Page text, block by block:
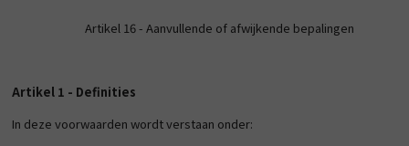
Artikel 16 - Aanvullende of afwijkende bepalingen
Artikel 1 - Definities
In deze voorwaarden wordt verstaan onder: